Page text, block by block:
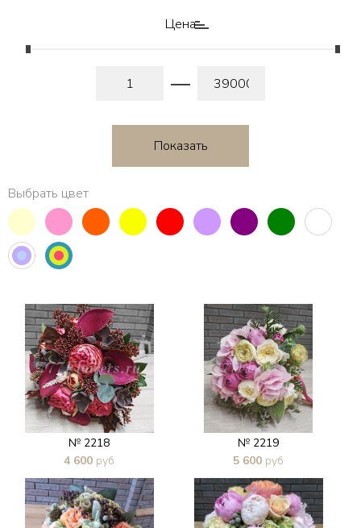
Цена
Выбрать цвет
№ 2218
4 600 руб
В 1 клик
№ 2219
5 600 руб
В 1 клик